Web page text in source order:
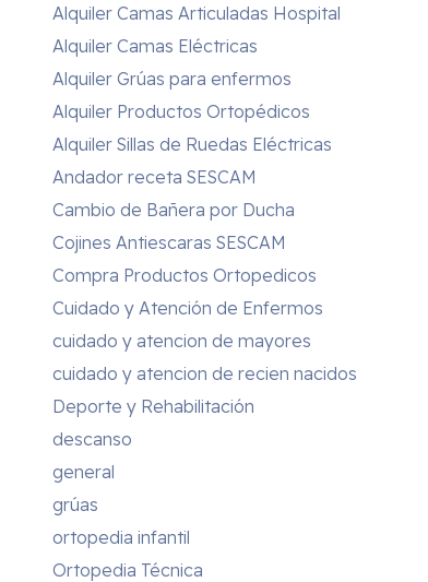
Alquiler Camas Articuladas Hospital
Alquiler Camas Eléctricas
Alquiler Grúas para enfermos
Alquiler Productos Ortopédicos
Alquiler Sillas de Ruedas Eléctricas
Andador receta SESCAM
Cambio de Bañera por Ducha
Cojines Antiescaras SESCAM
Compra Productos Ortopedicos
Cuidado y Atención de Enfermos
cuidado y atencion de mayores
cuidado y atencion de recien nacidos
Deporte y Rehabilitación
descanso
general
grúas
ortopedia infantil
Ortopedia Técnica